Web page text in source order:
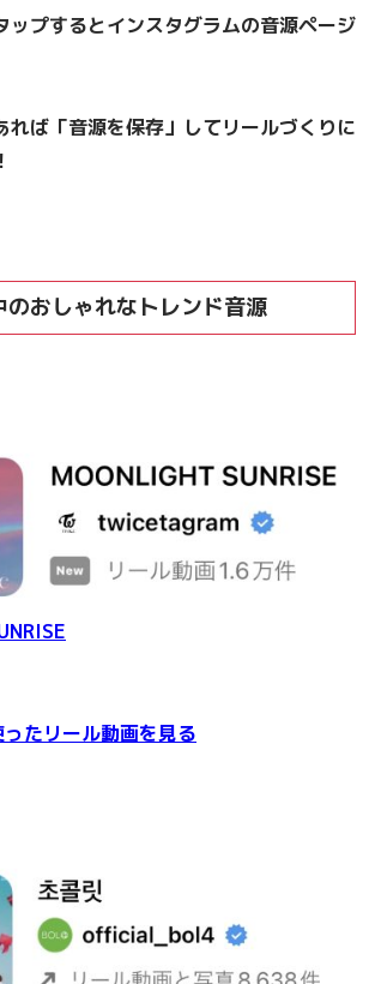
ップするとインスタグラムの音源ページ
れば「音源を保存」してリールづくりに
のおしゃれなトレンド音源
たリール動画を見る